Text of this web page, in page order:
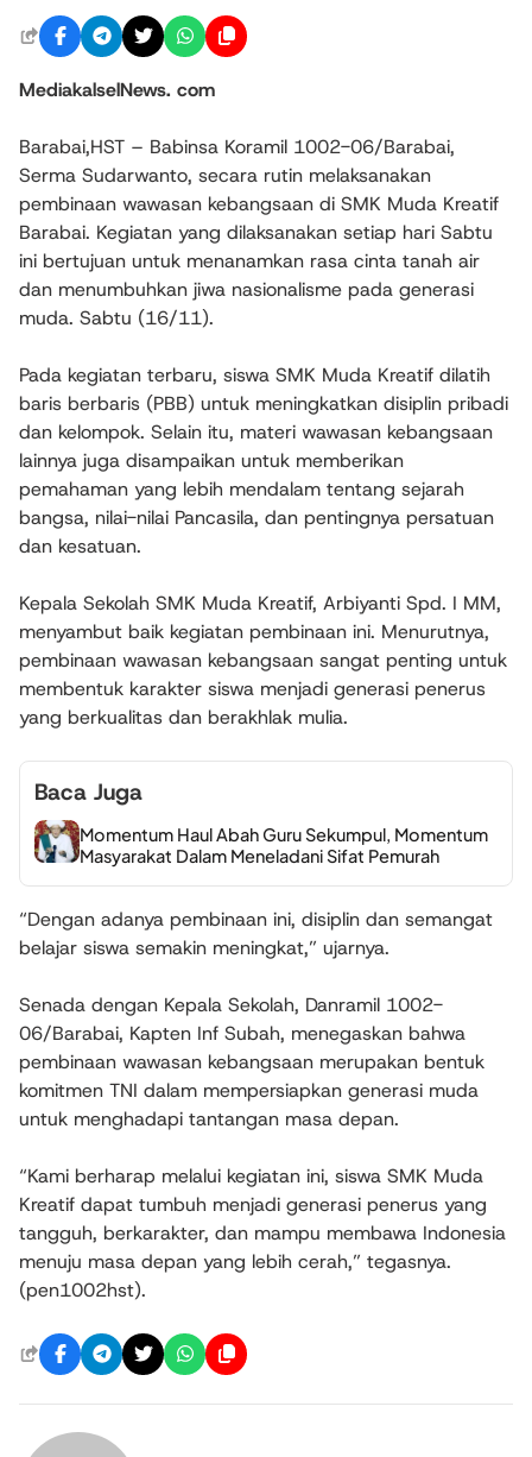
MediakalselNews. com
Barabai,HST – Babinsa Koramil 1002-06/Barabai,
Serma Sudarwanto, secara rutin melaksanakan
pembinaan wawasan kebangsaan di SMK Muda Kreatif
Barabai. Kegiatan yang dilaksanakan setiap hari Sabtu
ini bertujuan untuk menanamkan rasa cinta tanah air
dan menumbuhkan jiwa nasionalisme pada generasi
muda. Sabtu (16/11).
Pada kegiatan terbaru, siswa SMK Muda Kreatif dilatih
baris berbaris (PBB) untuk meningkatkan disiplin pribadi
dan kelompok. Selain itu, materi wawasan kebangsaan
lainnya juga disampaikan untuk memberikan
pemahaman yang lebih mendalam tentang sejarah
bangsa, nilai-nilai Pancasila, dan pentingnya persatuan
dan kesatuan.
Kepala Sekolah SMK Muda Kreatif, Arbiyanti Spd. I MM,
menyambut baik kegiatan pembinaan ini. Menurutnya,
pembinaan wawasan kebangsaan sangat penting untuk
membentuk karakter siswa menjadi generasi penerus
yang berkualitas dan berakhlak mulia.
Baca Juga
Momentum Haul Abah Guru Sekumpul, Momentum
Masyarakat Dalam Meneladani Sifat Pemurah
“Dengan adanya pembinaan ini, disiplin dan semangat
belajar siswa semakin meningkat,” ujarnya.
Senada dengan Kepala Sekolah, Danramil 1002-
06/Barabai, Kapten Inf Subah, menegaskan bahwa
pembinaan wawasan kebangsaan merupakan bentuk
komitmen TNI dalam mempersiapkan generasi muda
untuk menghadapi tantangan masa depan.
“Kami berharap melalui kegiatan ini, siswa SMK Muda
Kreatif dapat tumbuh menjadi generasi penerus yang
tangguh, berkarakter, dan mampu membawa Indonesia
menuju masa depan yang lebih cerah,” tegasnya.
(pen1002hst).